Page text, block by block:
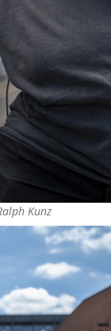
Kunz